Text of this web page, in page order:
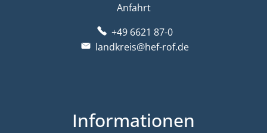
Anfahrt
+49 6621 87-0
landkreis@hef-rof.de
Informationen